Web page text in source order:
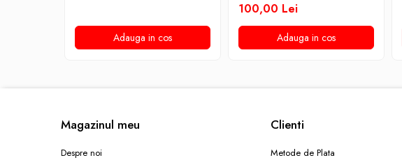
Adauga in cos
100,00 Lei
Adauga in cos
Magazinul meu
Despre noi
Clienti
Metode de Plata